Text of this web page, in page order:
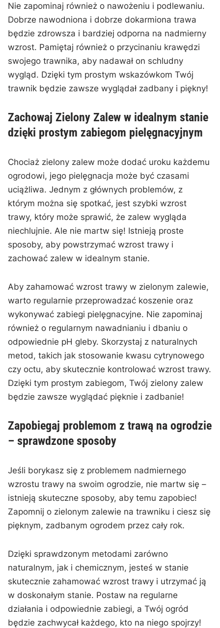
Nie zapominaj również o nawożeniu i podlewaniu.
⁤Dobrze ⁢nawodniona i dobrze dokarmiona trawa
będzie zdrowsza i bardziej odporna na nadmierny
wzrost. Pamiętaj również o przycinaniu krawędzi
swojego trawnika, aby nadawał on schludny
wygląd. Dzięki tym prostym⁣ wskazówkom Twój
‍trawnik będzie zawsze wyglądał zadbany i piękny!
Zachowaj⁤ Zielony Zalew ⁢w idealnym stanie
dzięki prostym zabiegom pielęgnacyjnym
Chociaż zielony zalew może dodać uroku każdemu
‌ogrodowi, jego pielęgnacja może być czasami
uciążliwa. Jednym z ⁤głównych problemów, z
którym⁣ można się spotkać, jest szybki wzrost
trawy, który ⁤może sprawić, że zalew wygląda
niechlujnie. Ale‌ nie‍ martw się! ⁢Istnieją proste
sposoby, aby powstrzymać wzrost trawy i
zachować ​zalew w idealnym stanie.
Aby zahamować wzrost trawy w⁤ zielonym zalewie,
warto regularnie przeprowadzać koszenie oraz
wykonywać zabiegi pielęgnacyjne. Nie​ zapominaj
również o regularnym nawadnianiu i dbaniu​ o
odpowiednie pH gleby. Skorzystaj‌ z naturalnych
metod,‌ takich jak stosowanie kwasu cytrynowego
czy ⁤octu, aby skutecznie kontrolować wzrost trawy.
Dzięki​ tym prostym zabiegom, Twój zielony zalew
będzie zawsze​ wyglądać pięknie⁤ i​ zadbanie!
Zapobiegaj problemom z ⁣trawą na ogrodzie
– sprawdzone sposoby
Jeśli borykasz się z problemem nadmiernego
wzrostu trawy na swoim ogrodzie, nie martw się –
istnieją ​skuteczne sposoby, aby temu zapobiec!
Zapomnij o⁣ zielonym zalewie na trawniku i ciesz się
pięknym, zadbanym ogrodem przez cały rok.
Dzięki sprawdzonym metodami zarówno
naturalnym, jak i chemicznym, jesteś w ​stanie
skutecznie zahamować ‍wzrost trawy i utrzymać ją
w doskonałym stanie. Postaw na regularne‌
działania⁢ i odpowiednie zabiegi, a Twój ‍ogród
będzie zachwycał ‌każdego, kto na niego spojrzy!